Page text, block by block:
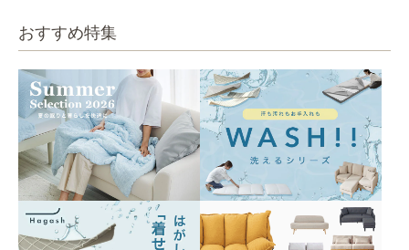
おすすめ特集